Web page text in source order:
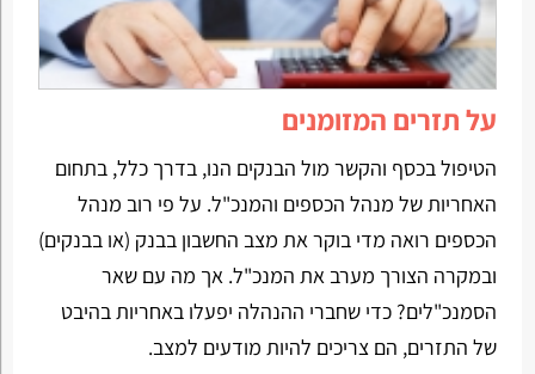
על תזרים המזומנים
הטיפול בכסף והקשר מול הבנקים הנו, בדרך כלל, בתחום
האחריות של מנהל הכספים והמנכ"ל. על פי רוב מנהל
הכספים רואה מדי בוקר את מצב החשבון בבנק (או בבנקים)
ובמקרה הצורך מערב את המנכ"ל. אך מה עם שאר
הסמנכ"לים? כדי שחברי ההנהלה יפעלו באחריות בהיבט
של התזרים, הם צריכים להיות מודעים למצב.